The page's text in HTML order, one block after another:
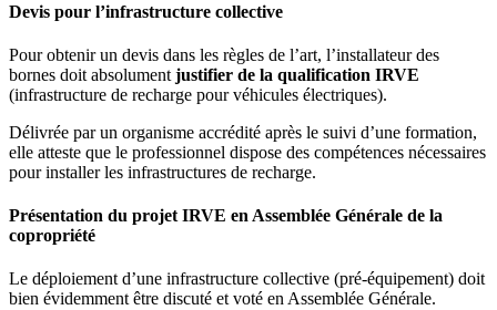
Devis pour l’infrastructure collective
Pour obtenir un devis dans les règles de l’art, l’installateur des
bornes doit absolument justifier de la qualification IRVE
(infrastructure de recharge pour véhicules électriques).
Délivrée par un organisme accrédité après le suivi d’une formation,
elle atteste que le professionnel dispose des compétences nécessaires
pour installer les infrastructures de recharge.
Présentation du projet IRVE en Assemblée Générale de la
copropriété
Le déploiement d’une infrastructure collective (pré-équipement) doit
bien évidemment être discuté et voté en Assemblée Générale.